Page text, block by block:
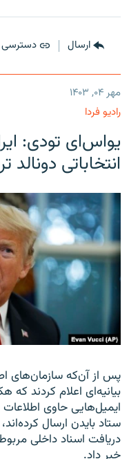
ارسال دسترسی
مهر ۰۴, ۱۴۰۳
رادیو فردا
یو‌اس‌ای تودی:
انتخاباتی
پس از آن‌که سازمان‌های
بیانیه‌ای اعلام کردند که
ایمیل‌هایی حاوی
ستاد بایدن ارسال
دریافت اسناد داخلی
خبر داد.